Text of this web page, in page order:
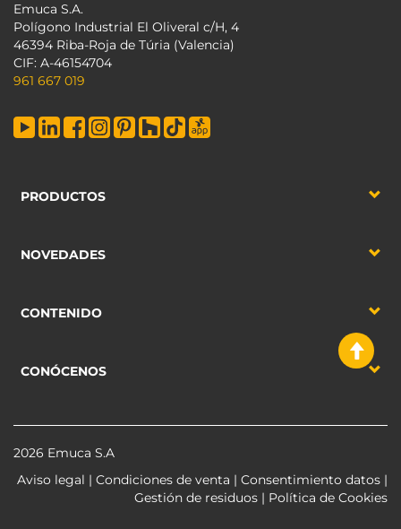
Emuca S.A.
Polígono Industrial El Oliveral c/H, 4
46394 Riba-Roja de Túria (Valencia)
CIF: A-46154704
961 667 019
PRODUCTOS
NOVEDADES
CONTENIDO
CONÓCENOS
2026 Emuca S.A
Aviso legal | Condiciones de venta | Consentimiento datos |
Gestión de residuos | Política de Cookies